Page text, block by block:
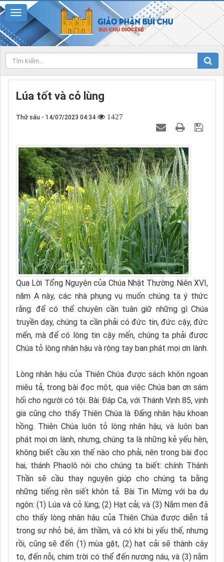
Lúa tốt và cỏ lùng
Thứ sáu - 14/07/2023 04:34 1427
Qua Lời Tổng Nguyện của Chúa Nhật Thường Niên XVI,
năm A này, các nhà phụng vụ muốn chúng ta ý thức
rằng: để có thể chuyên cần tuân giữ những gì Chúa
truyền dạy, chúng ta cần phải có đức tin, đức cậy, đức
mến, mà để có lòng tin cậy mến, chúng ta phải được
Chúa tỏ lòng nhân hậu và rộng tay ban phát mọi ơn lành.
Lòng nhân hậu của Thiên Chúa được sách khôn ngoan
miêu tả, trong bài đọc một, qua việc Chúa ban ơn sám
hối cho người có tội. Bài Đáp Ca, với Thánh Vịnh 85, vịnh
gia cũng cho thấy Thiên Chúa là Đấng nhân hậu khoan
hồng. Thiên Chúa luôn tỏ lòng nhân hậu, và luôn ban
phát mọi ơn lành, nhưng, chúng ta là những kẻ yếu hèn,
không biết cầu xin thế nào cho phải, nên trong bài đọc
hai, thánh Phaolô nói cho chúng ta biết: chính Thánh
Thần sẽ cầu thay nguyện giúp cho chúng ta bằng
những tiếng rên siết khôn tả. Bài Tin Mừng với ba dụ
ngôn: (1) Lúa và cỏ lùng; (2) Hạt cải; và (3) Nắm men đã
cho thấy lòng nhân hậu của Thiên Chúa được diễn tả
trong sự nhỏ bé, âm thầm, và có khi bị yếu thế, nhưng
rồi, cũng sẽ đến (1) mùa gặt, (2) hạt cải sẽ thành cây
to, đến nỗi, chim trời có thể đến nương náu, và (3) nắm